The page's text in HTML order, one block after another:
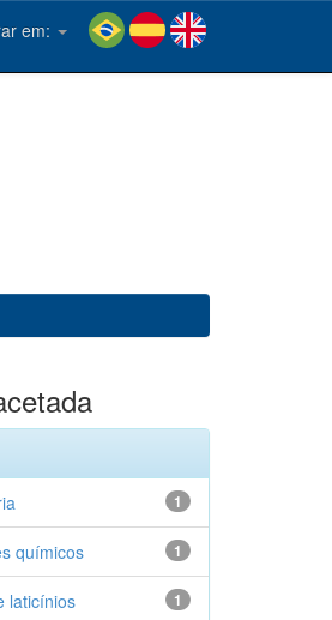
em:
1
1
químicos
1
laticínios